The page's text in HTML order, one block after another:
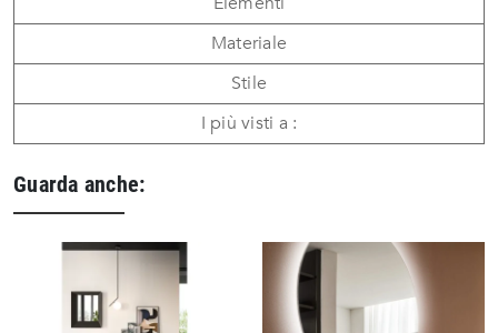
Materiale
Stile
I più visti a :
Guarda anche: